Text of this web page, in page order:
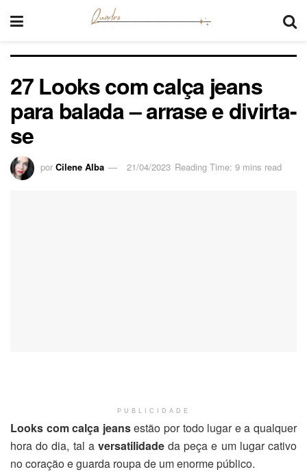
27 Looks com calça jeans
para balada – arrase e divirta-
se
por Cilene Alba 21/04/2023 Reading Time: 9 mins read
PUBLICIDADE
Looks com calça jeansestão por todo lugar e a qualquer
hora do dia, tal a versatilidadeda peça e um lugar cativo
no coração e guarda roupa de um enorme público.